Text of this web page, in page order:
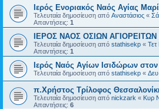
Ιερός Ενοριακός Ναός Αγίας
Τελευταία δημοσίευση από Αναστάσιος «
Απαντήσεις: 1
ΙΕΡΟΣ ΝΑΟΣ ΟΣΙΩΝ
Τελευταία δημοσίευση από stathisekp «
Απαντήσεις: 1
Ιερός Ναός Αγίων Ισιδώρων
Τελευταία δημοσίευση από stathisekp «
π.Χρήστος Τρίλοφος
Τελευταία δημοσίευση από nickzark « Κυρ
Απαντήσεις: 6